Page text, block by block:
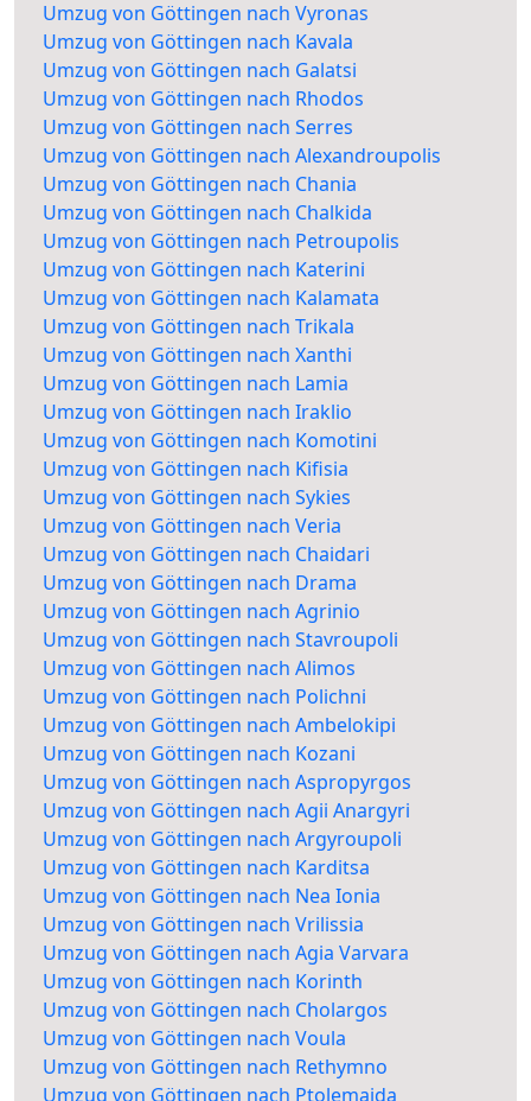
Umzug von Göttingen nach Vyronas
Umzug von Göttingen nach Kavala
Umzug von Göttingen nach Galatsi
Umzug von Göttingen nach Rhodos
Umzug von Göttingen nach Serres
Umzug von Göttingen nach Alexandroupolis
Umzug von Göttingen nach Chania
Umzug von Göttingen nach Chalkida
Umzug von Göttingen nach Petroupolis
Umzug von Göttingen nach Katerini
Umzug von Göttingen nach Kalamata
Umzug von Göttingen nach Trikala
Umzug von Göttingen nach Xanthi
Umzug von Göttingen nach Lamia
Umzug von Göttingen nach Iraklio
Umzug von Göttingen nach Komotini
Umzug von Göttingen nach Kifisia
Umzug von Göttingen nach Sykies
Umzug von Göttingen nach Veria
Umzug von Göttingen nach Chaidari
Umzug von Göttingen nach Drama
Umzug von Göttingen nach Agrinio
Umzug von Göttingen nach Stavroupoli
Umzug von Göttingen nach Alimos
Umzug von Göttingen nach Polichni
Umzug von Göttingen nach Ambelokipi
Umzug von Göttingen nach Kozani
Umzug von Göttingen nach Aspropyrgos
Umzug von Göttingen nach Agii Anargyri
Umzug von Göttingen nach Argyroupoli
Umzug von Göttingen nach Karditsa
Umzug von Göttingen nach Nea Ionia
Umzug von Göttingen nach Vrilissia
Umzug von Göttingen nach Agia Varvara
Umzug von Göttingen nach Korinth
Umzug von Göttingen nach Cholargos
Umzug von Göttingen nach Voula
Umzug von Göttingen nach Rethymno
Umzug von Göttingen nach Ptolemaida